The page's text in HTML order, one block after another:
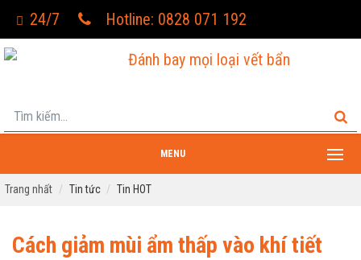
24/7 Hotline: 0828 071 192
Đánh bay mọi loại vết bẩn
MENU
Trang nhất Tin tức Tin HOT
Cách giảm mùi ẩm thấp vào khí tiết